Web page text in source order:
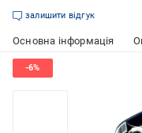
залишити відгук
Основна інформація